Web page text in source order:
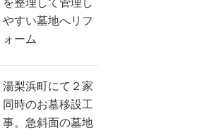
を整理して管理し
やすい墓地へリフ
ォーム
湯梨浜町にて２家
同時のお墓移設工
事。急斜面の墓地